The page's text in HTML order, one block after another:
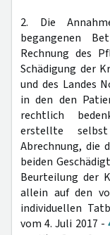
2. Die
begangenen
Rechnung des
Schädigung der
und des Landes
in den den
rechtlich
erstellte
Abrechnung, die
beiden
Beurteilung der
allein auf den
individuellen
vom 4. Juli 2017 -